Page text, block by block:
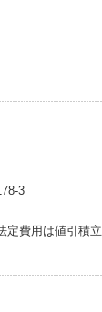
3
定費用は値引積立